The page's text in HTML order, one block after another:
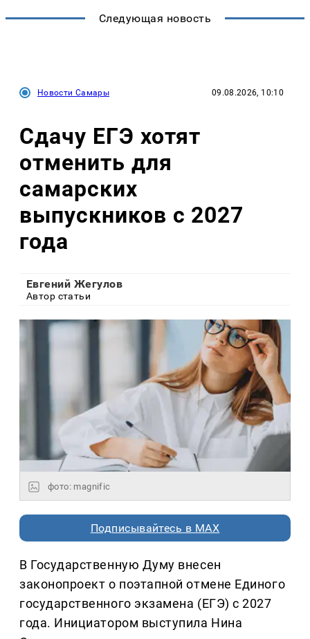
Следующая новость
Новости Самары 09.08.2026, 10:10
Сдачу ЕГЭ хотят
отменить для
самарских
выпускников с 2027
года
Евгений Жегулов
Автор статьи
фото: magnific
Подписывайтесь в MAX
В Государственную Думу внесен
законопроект о поэтапной отмене Единого
государственного экзамена (ЕГЭ) с 2027
года. Инициатором выступила Нина